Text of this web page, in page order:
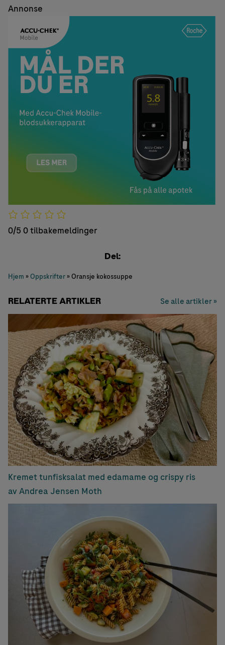
Annonse
0/5 0 tilbakemeldinger
Del:
Hjem »Oppskrifter»Oransje kokossuppe
RELATERTE ARTIKLER Se alle artikler »
Kremet tunfisksalat med edamame og crispy ris
av Andrea Jensen Moth